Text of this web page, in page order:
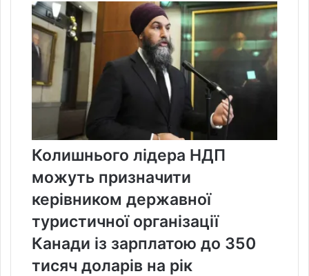
Колишнього лідера НДП
можуть призначити
керівником державної
туристичної організації
Канади із зарплатою до 350
тисяч доларів на рік